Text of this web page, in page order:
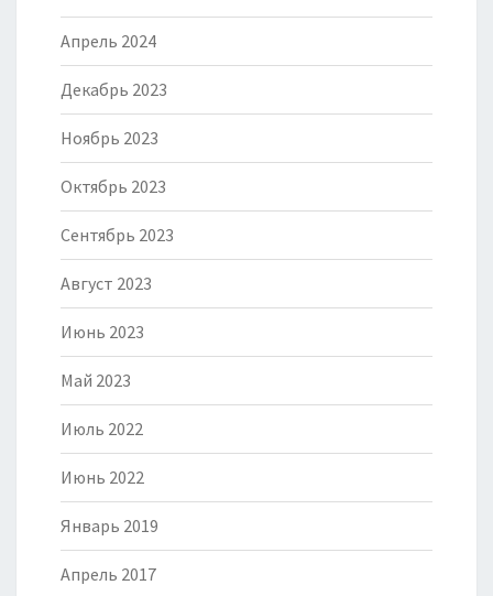
Апрель 2024
Декабрь 2023
Ноябрь 2023
Октябрь 2023
Сентябрь 2023
Август 2023
Июнь 2023
Май 2023
Июль 2022
Июнь 2022
Январь 2019
Апрель 2017